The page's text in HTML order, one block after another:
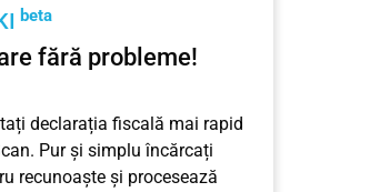
beta
fără probleme!
declarația fiscală mai rapid
Pur și simplu încărcați
recunoaște și procesează